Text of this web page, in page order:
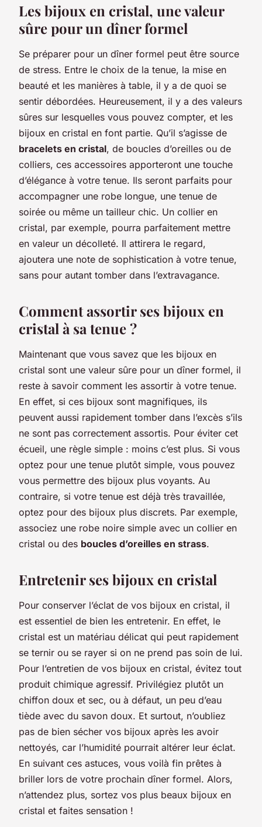
Les bijoux en cristal, une valeur
sûre pour un dîner formel
Se préparer pour un dîner formel peut être source
de stress. Entre le choix de la tenue, la mise en
beauté et les manières à table, il y a de quoi se
sentir débordées. Heureusement, il y a des valeurs
sûres sur lesquelles vous pouvez compter, et les
bijoux en cristal en font partie. Qu’il s’agisse de
bracelets en cristal, de boucles d’oreilles ou de
colliers, ces accessoires apporteront une touche
d’élégance à votre tenue. Ils seront parfaits pour
accompagner une robe longue, une tenue de
soirée ou même un tailleur chic. Un collier en
cristal, par exemple, pourra parfaitement mettre
en valeur un décolleté. Il attirera le regard,
ajoutera une note de sophistication à votre tenue,
sans pour autant tomber dans l’extravagance.
Comment assortir ses bijoux en
cristal à sa tenue ?
Maintenant que vous savez que les bijoux en
cristal sont une valeur sûre pour un dîner formel, il
reste à savoir comment les assortir à votre tenue.
En effet, si ces bijoux sont magnifiques, ils
peuvent aussi rapidement tomber dans l’excès s’ils
ne sont pas correctement assortis. Pour éviter cet
écueil, une règle simple : moins c’est plus. Si vous
optez pour une tenue plutôt simple, vous pouvez
vous permettre des bijoux plus voyants. Au
contraire, si votre tenue est déjà très travaillée,
optez pour des bijoux plus discrets. Par exemple,
associez une robe noire simple avec un collier en
cristal ou des boucles d’oreilles en strass.
Entretenir ses bijoux en cristal
Pour conserver l’éclat de vos bijoux en cristal, il
est essentiel de bien les entretenir. En effet, le
cristal est un matériau délicat qui peut rapidement
se ternir ou se rayer si on ne prend pas soin de lui.
Pour l’entretien de vos bijoux en cristal, évitez tout
produit chimique agressif. Privilégiez plutôt un
chiffon doux et sec, ou à défaut, un peu d’eau
tiède avec du savon doux. Et surtout, n’oubliez
pas de bien sécher vos bijoux après les avoir
nettoyés, car l’humidité pourrait altérer leur éclat.
En suivant ces astuces, vous voilà fin prêtes à
briller lors de votre prochain dîner formel. Alors,
n’attendez plus, sortez vos plus beaux bijoux en
cristal et faites sensation !